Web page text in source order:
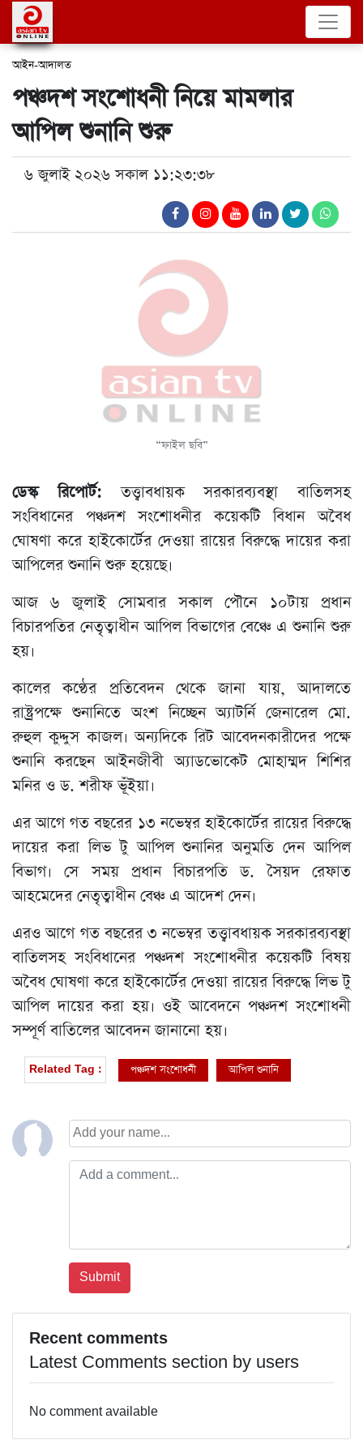
আইন-আদালত
পঞ্চদশ সংশোধনী নিয়ে মামলার
আপিল শুনানি শুরু
৬ জুলাই ২০২৬ সকাল ১১:২৩:৩৮
“ফাইল ছবি”
ডেস্ক রিপোর্ট:তত্ত্বাবধায়ক সরকারব্যবস্থা বাতিলসহ
সংবিধানের পঞ্চদশ সংশোধনীর কয়েকটি বিধান অবৈধ
ঘোষণা করে হাইকোর্টের দেওয়া রায়ের বিরুদ্ধে দায়ের করা
আপিলের শুনানি শুরু হয়েছে।
আজ ৬ জুলাই সোমবার সকাল পৌনে ১০টায় প্রধান
বিচারপতির নেতৃত্বাধীন আপিল বিভাগের বেঞ্চে এ শুনানি শুরু
হয়।
কালের কণ্ঠের প্রতিবেদন থেকে জানা যায়, আদালতে
রাষ্ট্রপক্ষে শুনানিতে অংশ নিচ্ছেন অ্যাটর্নি জেনারেল মো.
রুহুল কুদ্দুস কাজল। অন্যদিকে রিট আবেদনকারীদের পক্ষে
শুনানি করছেন আইনজীবী অ্যাডভোকেট মোহাম্মদ শিশির
মনির ও ড. শরীফ ভূঁইয়া।
এর আগে গত বছরের ১৩ নভেম্বর হাইকোর্টের রায়ের বিরুদ্ধে
দায়ের করা লিভ টু আপিল শুনানির অনুমতি দেন আপিল
বিভাগ। সে সময় প্রধান বিচারপতি ড. সৈয়দ রেফাত
আহমেদের নেতৃত্বাধীন বেঞ্চ এ আদেশ দেন।
এরও আগে গত বছরের ৩ নভেম্বর তত্ত্বাবধায়ক সরকারব্যবস্থা
বাতিলসহ সংবিধানের পঞ্চদশ সংশোধনীর কয়েকটি বিষয়
অবৈধ ঘোষণা করে হাইকোর্টের দেওয়া রায়ের বিরুদ্ধে লিভ টু
আপিল দায়ের করা হয়। ওই আবেদনে পঞ্চদশ সংশোধনী
সম্পূর্ণ বাতিলের আবেদন জানানো হয়।
Related Tag : পঞ্চদশ সংশোধনী আপিল শুনানি
Recent comments
Latest Comments section by users
No comment available